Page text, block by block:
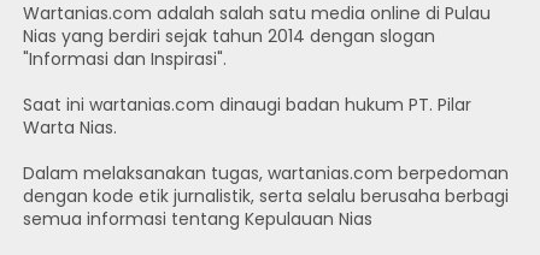
Wartanias.com adalah salah satu media online di Pulau
Nias yang berdiri sejak tahun 2014 dengan slogan
"Informasi dan Inspirasi".
Saat ini wartanias.com dinaugi badan hukum PT. Pilar
Warta Nias.
Dalam melaksanakan tugas, wartanias.com berpedoman
dengan kode etik jurnalistik, serta selalu berusaha berbagi
semua informasi tentang Kepulauan Nias